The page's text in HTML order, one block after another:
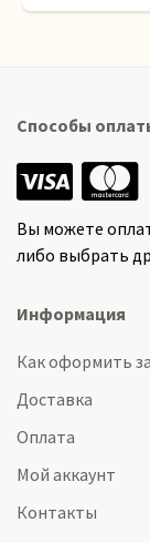
Способы
Вы можете
либо выбрать
Информация
Как оформить
Доставка
Оплата
Мой аккаунт
Контакты